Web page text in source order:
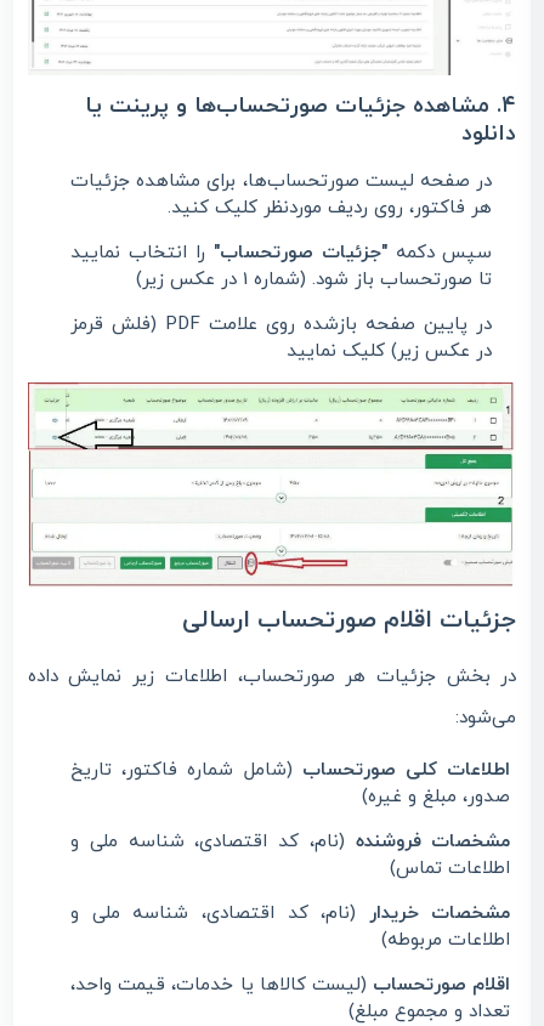
۴. مشاهده جزئیات صورتحساب‌ها و پرینت یا
دانلود
در صفحه لیست صورتحساب‌ها، برای مشاهده جزئیات
هر فاکتور، روی ردیف موردنظر کلیک کنید.
سپس دکمه"جزئیات صورتحساب" را انتخاب نمایید
تا صورتحساب باز شود. (شماره 1 در عکس زیر)
در پایین صفحه بازشده روی علامت PDF (فلش قرمز
در عکس زیر) کلیک نمایید
جزئیات اقلام صورتحساب ارسالی
در بخش جزئیات هر صورتحساب، اطلاعات زیر نمایش داده
می‌شود:
اطلاعات کلی صورتحساب (شامل شماره فاکتور، تاریخ
صدور، مبلغ و غیره)
مشخصات فروشنده (نام، کد اقتصادی، شناسه ملی و
اطلاعات تماس)
مشخصات خریدار
(نام، کد اقتصادی، شناسه ملی و
اطلاعات مربوطه)
اقلام صورتحساب (لیست کالاها یا خدمات، قیمت واحد،
تعداد و مجموع مبلغ)